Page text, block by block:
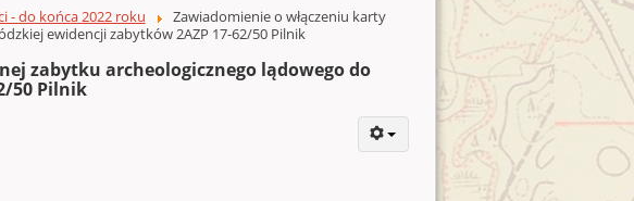
- do końca 2022 roku
Zawiadomienie o włączeniu karty
ewidencji zabytków 2AZP 17-62/50 Pilnik
zabytku archeologicznego lądowego do
50 Pilnik